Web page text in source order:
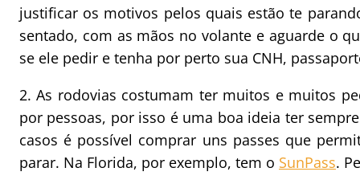
justificar os motivos pelos quais estão te
sentado, com as mãos no volante e aguarde o
se ele pedir e tenha por perto sua CNH,
2. As rodovias costumam ter muitos e muitos
por pessoas, por isso é uma boa ideia ter
casos é possível comprar uns passes que
parar. Na Florida, por exemplo, tem o SunPass.